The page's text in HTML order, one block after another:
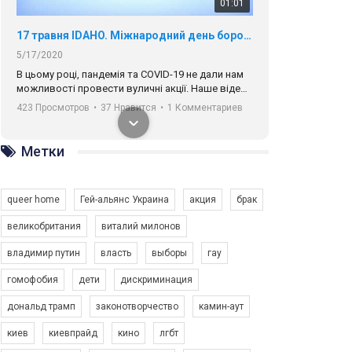
01:01
17 травня IDAHO. Міжнародний день боротьби з гомофобією трансфобією і біфобія.
5/17/2020
В цьому році, пандемія та COVІD-19 не дали нам
можливості провести вуличні акції. Наше відео-
звернення про те, що навіть коли ми у різних
містах та не можемо зустрінеться, ми разом. Ми
закликаємо всіх хто поділяє цінності рівності та
солідарності, приєднатися до нас. Регіональні
підрозділи ГАУ є в 16 областях України.
423 Просмотров • 37 Нравится • 1 Комментариев
Зупинимо насильство проти ЛГБТ в Україні! Stop violence against LGBT in Ukraine!
Емоційний та вражаючий промо-ролік на
Метки
queer home Гей-альянс Украина акция брак
великобритания виталий милонов
владимир путин власть выборы гау
гомофобия дети дискриминация
дональд трамп законотворчество камин-аут
киев киевпрайд кино лгбт